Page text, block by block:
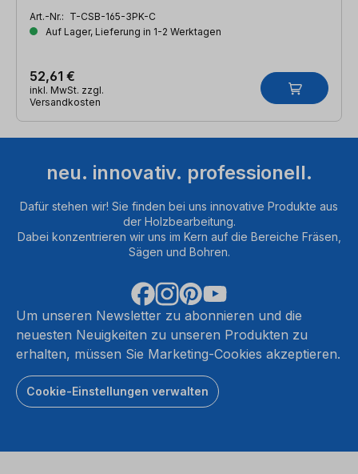
Art.-Nr.: T-CSB-165-3PK-C
Auf Lager, Lieferung in 1-2 Werktagen
52,61 €
inkl. MwSt. zzgl.
Versandkosten
neu. innovativ. professionell.
Dafür stehen wir! Sie finden bei uns innovative Produkte aus
der Holzbearbeitung.
Dabei konzentrieren wir uns im Kern auf die Bereiche Fräsen,
Sägen und Bohren.
Um unseren Newsletter zu abonnieren und die
neuesten Neuigkeiten zu unseren Produkten zu
erhalten, müssen Sie Marketing-Cookies akzeptieren.
Cookie-Einstellungen verwalten